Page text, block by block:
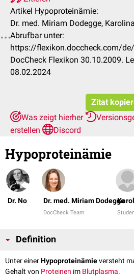
Artikel Hypoproteinämie:
Dr. med. Miriam Dodegge,
Abrufbar unter:
https://flexikon.doccheck.com/
DocCheck Flexikon 30.10.2009.
08.02.2024
Zitat
Was zeigt hierher
erstellen
Discord
Hypoproteinämie
Dr. No Dr. med. Miriam Dodegge
DocCheck Team
Definition
Unter einerHypoproteinämieversteht
Gehalt von Proteinen im Blutplasma.